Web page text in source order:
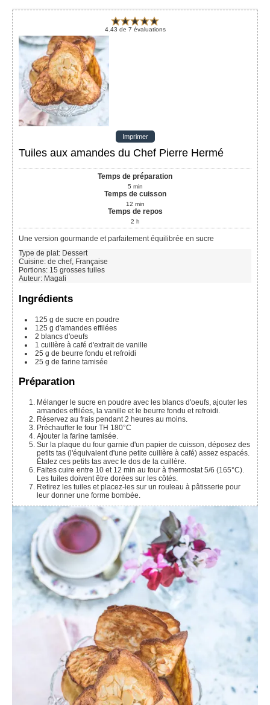
4.43 de 7 évaluations
Imprimer
Tuiles aux amandes du Chef Pierre Hermé
Temps de préparation
5 min
Temps de cuisson
12 min
Temps de repos
2 h
Une version gourmande et parfaitement équilibrée en sucre
Type de plat: Dessert
Cuisine: de chef, Française
Portions: 15 grosses tuiles
Auteur: Magali
Ingrédients
125 g de sucre en poudre
125 g d'amandes effilées
2 blancs d'oeufs
1 cuillère à café d'extrait de vanille
25 g de beurre fondu et refroidi
25 g de farine tamisée
Préparation
Mélanger le sucre en poudre avec les blancs d'oeufs, ajouter les
amandes effilées, la vanille et le beurre fondu et refroidi.
Réservez au frais pendant 2 heures au moins.
Préchauffer le four TH 180°C
Ajouter la farine tamisée.
Sur la plaque du four garnie d'un papier de cuisson, déposez des
petits tas (l'équivalent d'une petite cuillère à café) assez espacés.
Étalez ces petits tas avec le dos de la cuillère.
Faites cuire entre 10 et 12 min au four à thermostat 5/6 (165°C).
Les tuiles doivent être dorées sur les côtés.
Retirez les tuiles et placez-les sur un rouleau à pâtisserie pour
leur donner une forme bombée.